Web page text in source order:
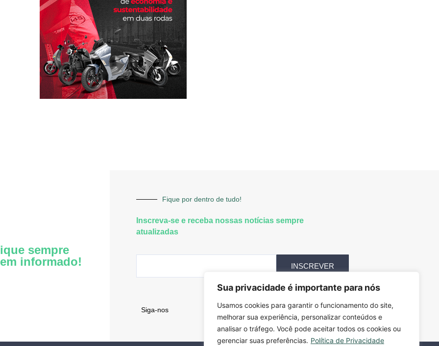
Sua privacidade é importante para nós
Usamos cookies para garantir o funcionamento do site,
melhorar sua experiência, personalizar conteúdos e
analisar o tráfego. Você pode aceitar todos os cookies ou
gerenciar suas preferências. Política de Privacidade
sempre
informado!
Fique por dentro de tudo!
Inscreva-se e receba nossas notícias sempre
atualizadas
INSCREVER
Siga-nos